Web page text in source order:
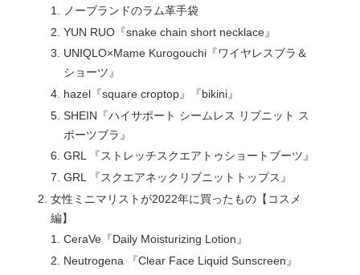
ノーブランドのラム革手袋
YUN RUO『snake chain short necklace』
UNIQLO×Mame Kurogouchi『ワイヤレスブラ＆
ショーツ』
hazel『square croptop』『bikini』
SHEIN『ハイサポート シームレス リブニット ス
ポーツブラ』
GRL 『ストレッチスクエアトゥショートブーツ』
GRL 『スクエアネックリブニットトップス』
女性ミニマリストが2022年に買ったもの【コスメ
編】
CeraVe『Daily Moisturizing Lotion』
Neutrogena 『Clear Face Liquid Sunscreen』